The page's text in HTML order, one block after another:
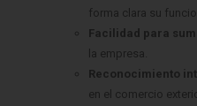
forma clara su
Facilidad para
la empresa.
Reconocimiento
en el comercio